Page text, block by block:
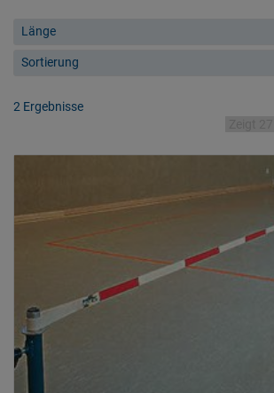
Länge
Sortierung
2 Ergebnisse